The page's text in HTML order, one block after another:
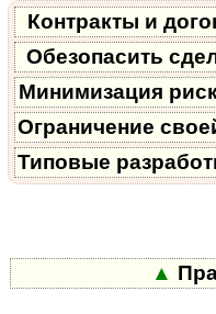
Контракты и
Обезопасить
Минимизация
Ограничение
Типовые
▲